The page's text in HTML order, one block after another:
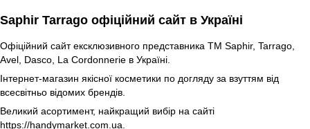
Saphir Tarrago офіційний сайт в Україні
Офіційний сайт ексклюзивного представника ТМ Saphir, Tarrago,
Avel, Dasco, La Cordonnerie в Україні.
Інтернет-магазин якісної косметики по догляду за взуттям від
всесвітньо відомих брендів.
Великий асортимент, найкращий вибір на сайті
https://handymarket.com.ua.